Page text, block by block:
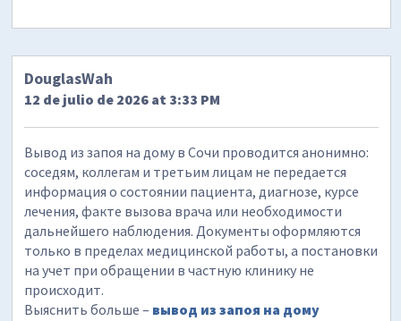
DouglasWah
12 de julio de 2026 at 3:33 PM
Вывод из запоя на дому в Сочи проводится анонимно:
соседям, коллегам и третьим лицам не передается
информация о состоянии пациента, диагнозе, курсе
лечения, факте вызова врача или необходимости
дальнейшего наблюдения. Документы оформляются
только в пределах медицинской работы, а постановки
на учет при обращении в частную клинику не
происходит.
Выяснить больше – вывод из запоя на дому